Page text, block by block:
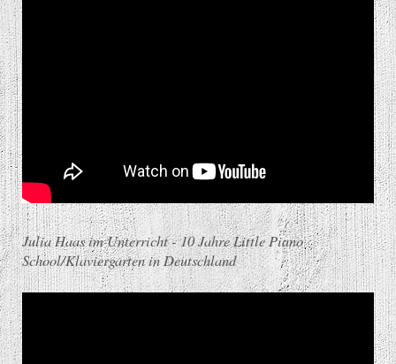
Julia Haas im Unterricht - 10 Jahre Little Piano
School/Klaviergarten in Deutschland